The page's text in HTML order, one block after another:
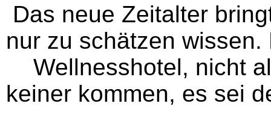
Das neue Zeitalter
nur zu schätzen
Wellnesshotel, nicht
keiner kommen, es sei